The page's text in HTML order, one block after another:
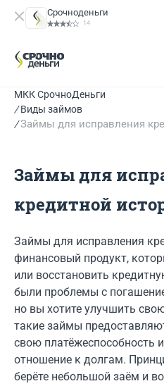
Срочноденьги
14
МКК СрочноДеньги
Виды займов
Займы для исправления
Займы для
кредитной
Займы для исправления
финансовый продукт,
или восстановить
были проблемы с
но вы хотите улучшить
такие займы
свою платёжеспособность
отношение к долгам.
берёте небольшой заём и